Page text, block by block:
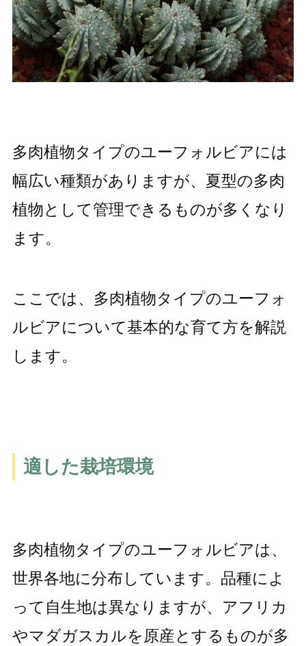
多肉植物タイプのユーフォルビアには
幅広い種類がありますが、夏型の多肉
植物として管理できるものが多くなり
ます。
ここでは、多肉植物タイプのユーフォ
ルビアについて基本的な育て方を解説
します。
適した栽培環境
多肉植物タイプのユーフォルビアは、
世界各地に分布しています。品種によ
って自生地は異なりますが、アフリカ
やマダガスカルを原産とするものが多